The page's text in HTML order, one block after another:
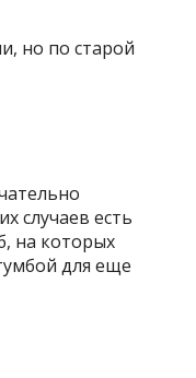
но по старой
случаев есть
на которых
для еще